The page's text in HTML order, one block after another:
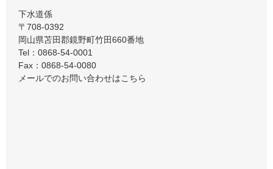
下水道係
〒708-0392
岡山県苫田郡鏡野町竹田660番地
Tel：0868-54-0001
Fax：0868-54-0080
メールでのお問い合わせはこちら